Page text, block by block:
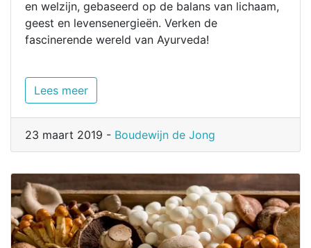
en welzijn, gebaseerd op de balans van lichaam,
geest en levensenergieën. Verken de
fascinerende wereld van Ayurveda!
Lees meer
23 maart 2019 - Boudewijn de Jong